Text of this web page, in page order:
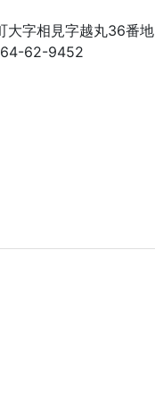
字相見字越丸36番地
62-9452